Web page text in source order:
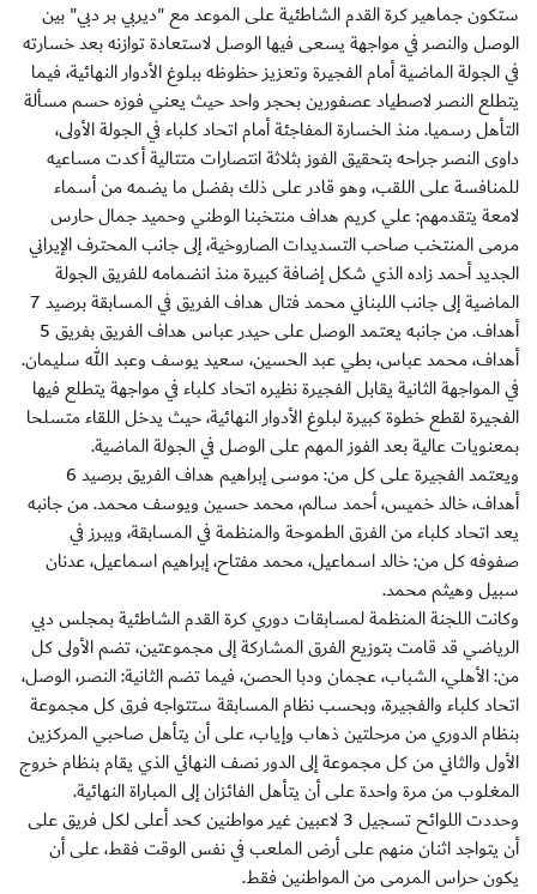
ستكون جماهير كرة القدم الشاطئية على الموعد مع "ديربي بر دبي" بين
الوصل والنصر في مواجهة يسعى فيها الوصل لاستعادة توازنه بعد خسارته
في الجولة الماضية أمام الفجيرة وتعزيز حظوظه ببلوغ الأدوار النهائية، فيما
يتطلع النصر لاصطياد عصفورين بحجر واحد حيث يعني فوزه حسم مسألة
التأهل رسميا. منذ الخسارة المفاجئة أمام اتحاد كلباء في الجولة الأولى،
داوى النصر جراحه بتحقيق الفوز بثلاثة انتصارات متتالية أكدت مساعيه
للمنافسة على اللقب، وهو قادر على ذلك بفضل ما يضمه من أسماء
لامعة يتقدمهم: علي كريم هداف منتخبنا الوطني وحميد جمال حارس
مرمى المنتخب صاحب التسديدات الصاروخية، إلى جانب المحترف الإيراني
الجديد أحمد زاده الذي شكل إضافة كبيرة منذ انضمامه للفريق الجولة
الماضية إلى جانب اللبناني محمد فتال هداف الفريق في المسابقة برصيد 7
أهداف. من جانبه يعتمد الوصل على حيدر عباس هداف الفريق بفريق 5
أهداف، محمد عباس، بطي عبد الحسين، سعيد يوسف وعبد الله سليمان.
في المواجهة الثانية يقابل الفجيرة نظيره اتحاد كلباء في مواجهة يتطلع فيها
الفجيرة لقطع خطوة كبيرة لبلوغ الأدوار النهائية، حيث يدخل اللقاء متسلحا
بمعنويات عالية بعد الفوز المهم على الوصل في الجولة الماضية.
ويعتمد الفجيرة على كل من: موسى إبراهيم هداف الفريق برصيد 6
أهداف، خالد خميس، أحمد سالم، محمد حسين ويوسف محمد. من جانبه
يعد اتحاد كلباء من الفرق الطموحة والمنظمة في المسابقة، ويبرز في
صفوفه كل من: خالد اسماعيل، محمد مفتاح، إبراهيم اسماعيل، عدنان
سبيل وهيثم محمد.
وكانت اللجنة المنظمة لمسابقات دوري كرة القدم الشاطئية بمجلس دبي
الرياضي قد قامت بتوزيع الفرق المشاركة إلى مجموعتين، تضم الأولى كل
من: الأهلي، الشباب، عجمان ودبا الحصن، فيما تضم الثانية: النصر، الوصل،
اتحاد كلباء والفجيرة، وبحسب نظام المسابقة ستتواجه فرق كل مجموعة
بنظام الدوري من مرحلتين ذهاب وإياب، على أن يتأهل صاحبي المركزين
الأول والثاني من كل مجموعة إلى الدور نصف النهائي الذي يقام بنظام خروج
المغلوب من مرة واحدة على أن يتأهل الفائزان إلى المباراة النهائية.
وحددت اللوائح تسجيل 3 لاعبين غير مواطنين كحد أعلى لكل فريق على
أن يتواجد اثنان منهم على أرض الملعب في نفس الوقت فقط، على أن
يكون حراس المرمى من المواطنين فقط.